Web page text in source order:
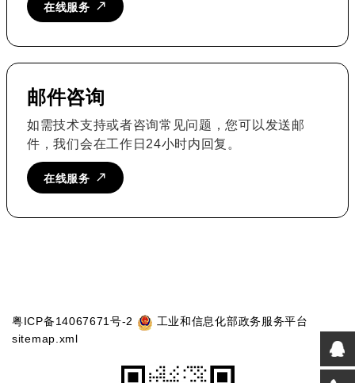
在线服务
邮件咨询
如需技术支持或者咨询常见问题，您可以发送邮
件，我们会在工作日24小时内回复。
在线服务
粤ICP备14067671号-2
工业和信息化部政务服务平台
sitemap.xml